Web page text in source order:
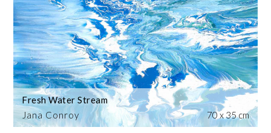
Jana Conroy
Fresh Water Stream
70 x 35 cm